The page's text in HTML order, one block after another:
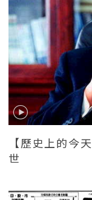
【歷史上的今
世